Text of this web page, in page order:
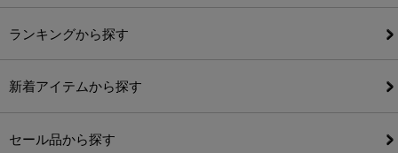
ランキングから探す
新着アイテムから探す
セール品から探す